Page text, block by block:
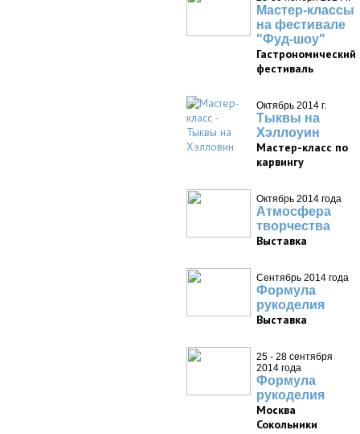
Мастер-классы
на фестивале
"Фуд-шоу"
Гастрономический
фестиваль
Октябрь 2014 г.
Тыквы на
Хэллоуин
Мастер-класс по
карвингу
Октябрь 2014 года
Атмосфера
творчества
Выставка
Сентябрь 2014 года
Формула
рукоделия
Выставка
25 - 28 сентября
2014 года
Формула
рукоделия
Москва
Сокольники